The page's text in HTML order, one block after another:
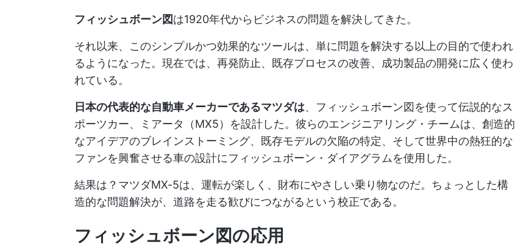
フィッシュボーン図は1920年代からビジネスの問題を解決してきた。
それ以来、このシンプルかつ効果的なツールは、単に問題を解決する以上の目的で使われ
るようになった。現在では、再発防止、既存プロセスの改善、成功製品の開発に広く使わ
れている。
日本の代表的な自動車メーカーであるマツダは、フィッシュボーン図を使って伝説的なス
ポーツカー、ミアータ（MX5）を設計した。彼らのエンジニアリング・チームは、創造的
なアイデアのブレインストーミング、既存モデルの欠陥の特定、そして世界中の熱狂的な
ファンを興奮させる車の設計にフィッシュボーン・ダイアグラムを使用した。
結果は？マツダMX-5は、運転が楽しく、財布にやさしい乗り物なのだ。ちょっとした構
造的な問題解決が、道路を走る歓びにつながるという校正である。
フィッシュボーン図の応用